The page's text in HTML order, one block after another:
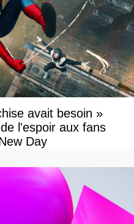
avait besoin »
l'espoir aux fans
Day